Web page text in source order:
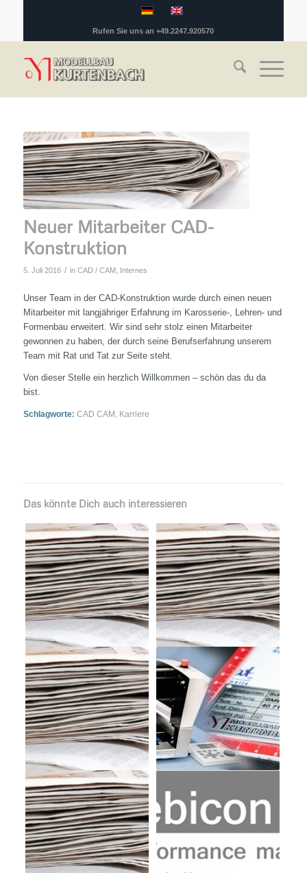
Rufen Sie uns an +49.2247.920570
Neuer Mitarbeiter CAD-
Konstruktion
5. Juli 2016 / in CAD / CAM Internes
Unser Team in der CAD-Konstruktion wurde durch einen neuen
Mitarbeiter mit langjähriger Erfahrung im Karosserie-, Lehren- und
Formenbau erweitert. Wir sind sehr stolz einen Mitarbeiter
gewonnen zu haben, der durch seine Berufserfahrung unserem
Team mit Rat und Tat zur Seite steht.
Von dieser Stelle ein herzlich Willkommen – schön das du da
bist.
Schlagworte: CAD CAM Karriere
Das könnte Dich auch interessieren